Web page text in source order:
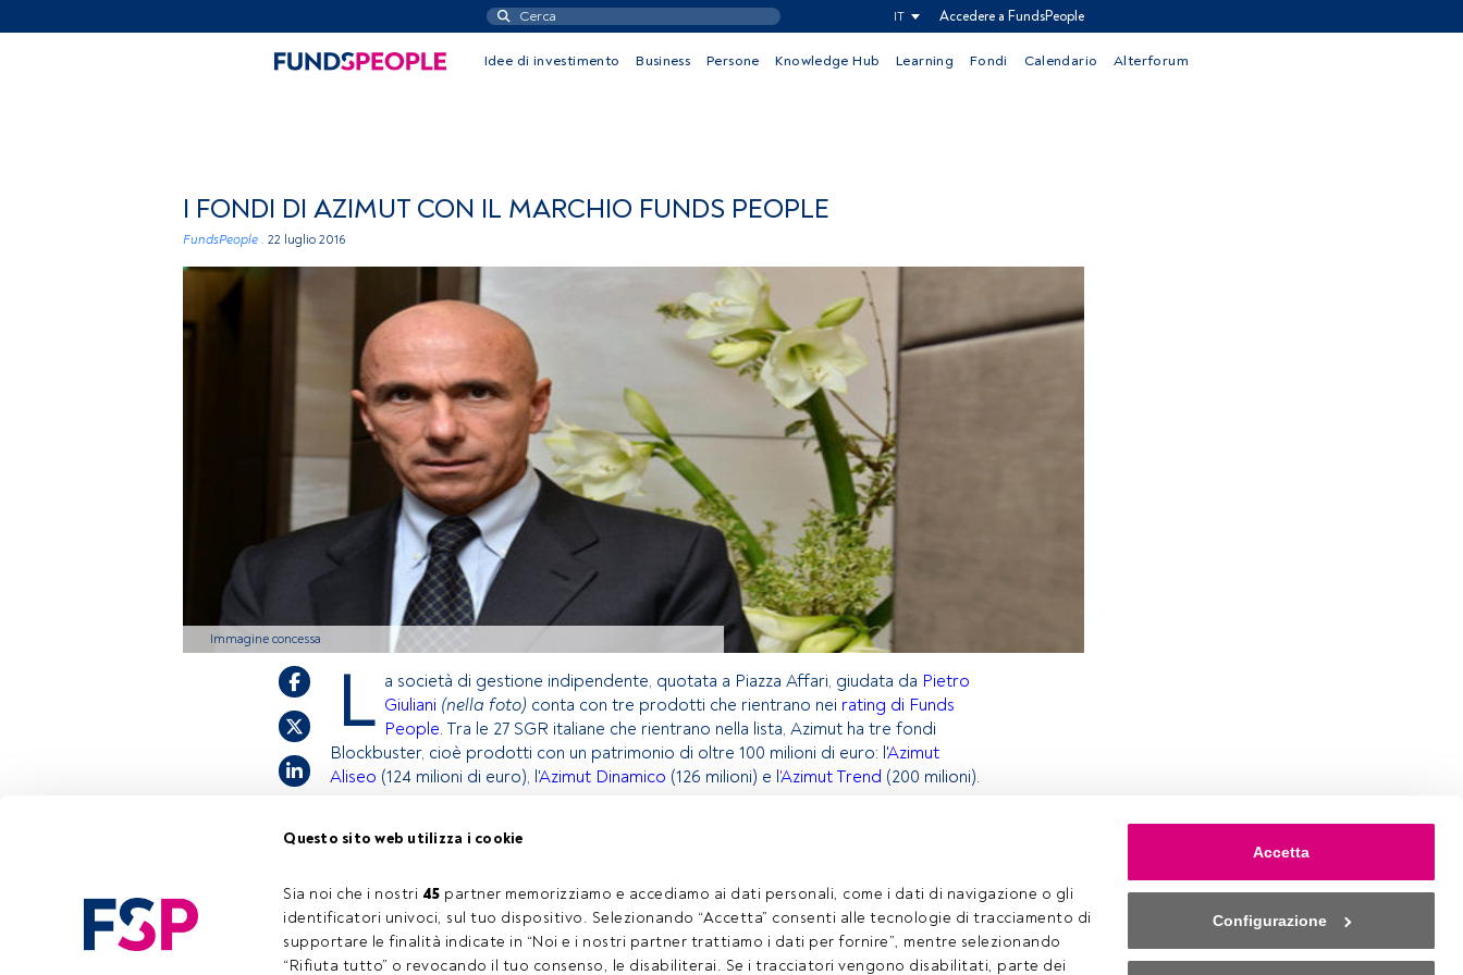
Questo sito web utilizza i cookie
Sia noi che i nostri 45 partner memorizziamo e accediamo ai dati personali, come i dati di navigazione o gli
identificatori univoci, sul tuo dispositivo. Selezionando “Accetta” consenti alle tecnologie di tracciamento di
supportare le finalità indicate in “Noi e i nostri partner trattiamo i dati per fornire”, mentre selezionando
“Rifiuta tutto” o revocando il tuo consenso, le disabiliterai. Se i tracciatori vengono disabilitati, parte dei
Accetta
Configurazione
IT Accedere a FundsPeople
Idee di investimento Business Persone Knowledge Hub Learning Fondi Calendario Alterforum
I FONDI DI AZIMUT CON IL MARCHIO FUNDS PEOPLE
FundsPeople . 22 luglio 2016
Immagine concessa
Tempo di lettura: 5 s.
L a società di gestione indipendente, quotata a Piazza Affari, giudata da Pietro
Giuliani (nella foto) conta con tre prodotti che rientrano nei rating di Funds
People. Tra le 27 SGR italiane che rientrano nella lista, Azimut ha tre fondi
Blockbuster, cioè prodotti con un patrimonio di oltre 100 milioni di euro: lAzimut
Aliseo (124 milioni di euro), l'Azimut Dinamico (126 milioni) e lAzimut Trend (200 milioni).
scoprire tutti i contenuti che FundsPeople ha da offrire.
Accedere a FundsPeople